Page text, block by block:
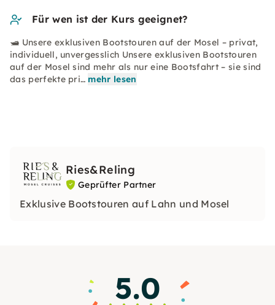
Für wen ist der Kurs geeignet?
🛥️ Unsere exklusiven Bootstouren auf der Mosel – privat,
individuell, unvergesslich Unsere exklusiven Bootstouren
auf der Mosel sind mehr als nur eine Bootsfahrt – sie sind
das perfekte pri… mehr lesen
Ries&Reling
Geprüfter Partner
Exklusive Bootstouren auf Lahn und Mosel
5.0